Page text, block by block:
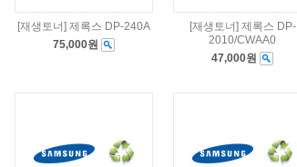
[재생토너] 제록스 DP-240A
75,000원
[재생토너] 제록스 DP-
2010/CWAA0
47,000원